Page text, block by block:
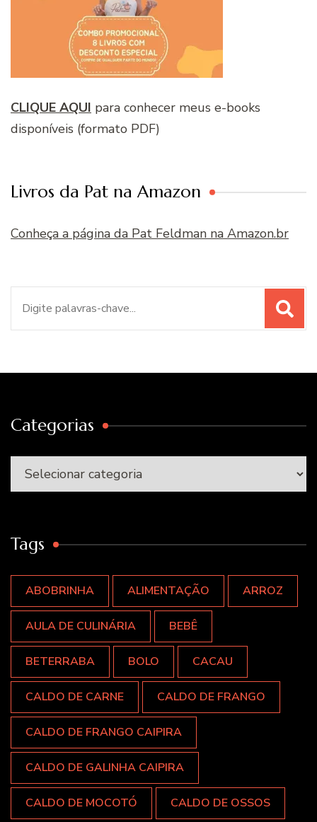
CLIQUE AQUI para conhecer meus e-books
disponíveis (formato PDF)
Livros da Pat na Amazon
Conheça a página da Pat Feldman na Amazon.br
Categorias
Categorias
Tags
ABOBRINHA ALIMENTAÇÃO ARROZ
AULA DE CULINÁRIA BEBÊ
BETERRABA BOLO CACAU
CALDO DE CARNE CALDO DE FRANGO
CALDO DE FRANGO CAIPIRA
CALDO DE GALINHA CAIPIRA
CALDO DE MOCOTÓ CALDO DE OSSOS